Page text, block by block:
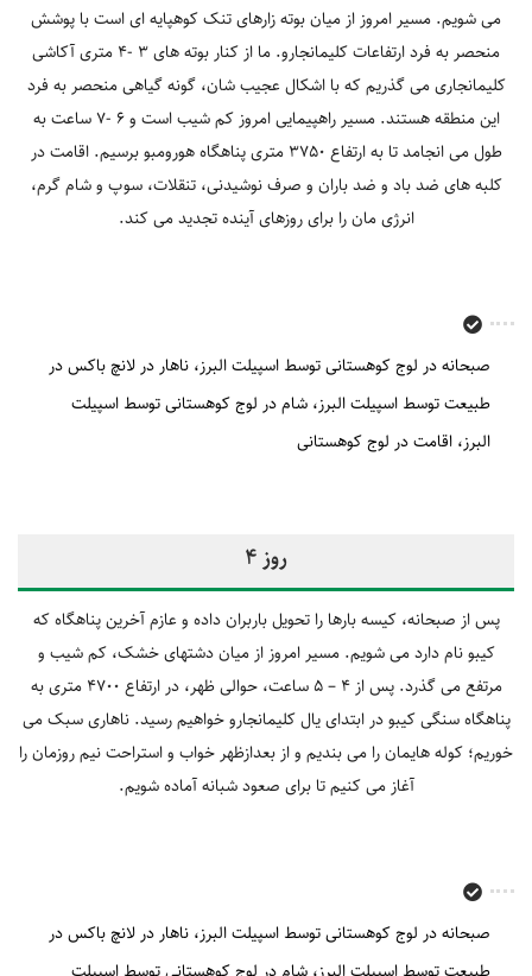
می شویم. مسیر امروز از میان بوته زارهای تنک کوهپایه ای است با پوشش
منحصر به فرد ارتفاعات کلیمانجارو. ما از کنار بوته های 3 -4 متری آکاشی
کلیمانجاری می گذریم که با اشکال عجیب شان، گونه گیاهی منحصر به فرد
این منطقه هستند. مسیر راهپیمایی امروز کم شیب است و 6 -7 ساعت به
طول می انجامد تا به ارتفاع 3750 متری پناهگاه هورومبو برسیم. اقامت در
کلبه های ضد باد و ضد باران و صرف نوشیدنی، تنقلات، سوپ و شام گرم،
انرژی مان را برای روزهای آینده تجدید می کند.
صبحانه در لوج کوهستانی توسط اسپیلت البرز ناهار در لانچ باکس در
طبیعت توسط اسپیلت البرز شام در لوج کوهستانی توسط اسپیلت
البرز اقامت در لوج کوهستانی
روز 4
پس از صبحانه، کیسه بارها را تحویل باربران داده و عازم آخرین پناهگاه که
کیبو نام دارد می شویم. مسیر امروز از میان دشتهای خشک، کم شیب و
مرتفع می گذرد. پس از 4 – 5 ساعت، حوالی ظهر، در ارتفاع 4700 متری به
پناهگاه سنگی کیبو در ابتدای یال کلیمانجارو خواهیم رسید. ناهاری سبک می
خوریم؛ کوله هایمان را می بندیم و از بعدازظهر خواب و استراحت نیم روزمان را
آغاز می کنیم تا برای صعود شبانه آماده شویم.
صبحانه در لوج کوهستانی توسط اسپیلت البرز ناهار در لانچ باکس در
طبیعت توسط اسپیلت البرز شام در لوج کوهستانی توسط اسپیلت